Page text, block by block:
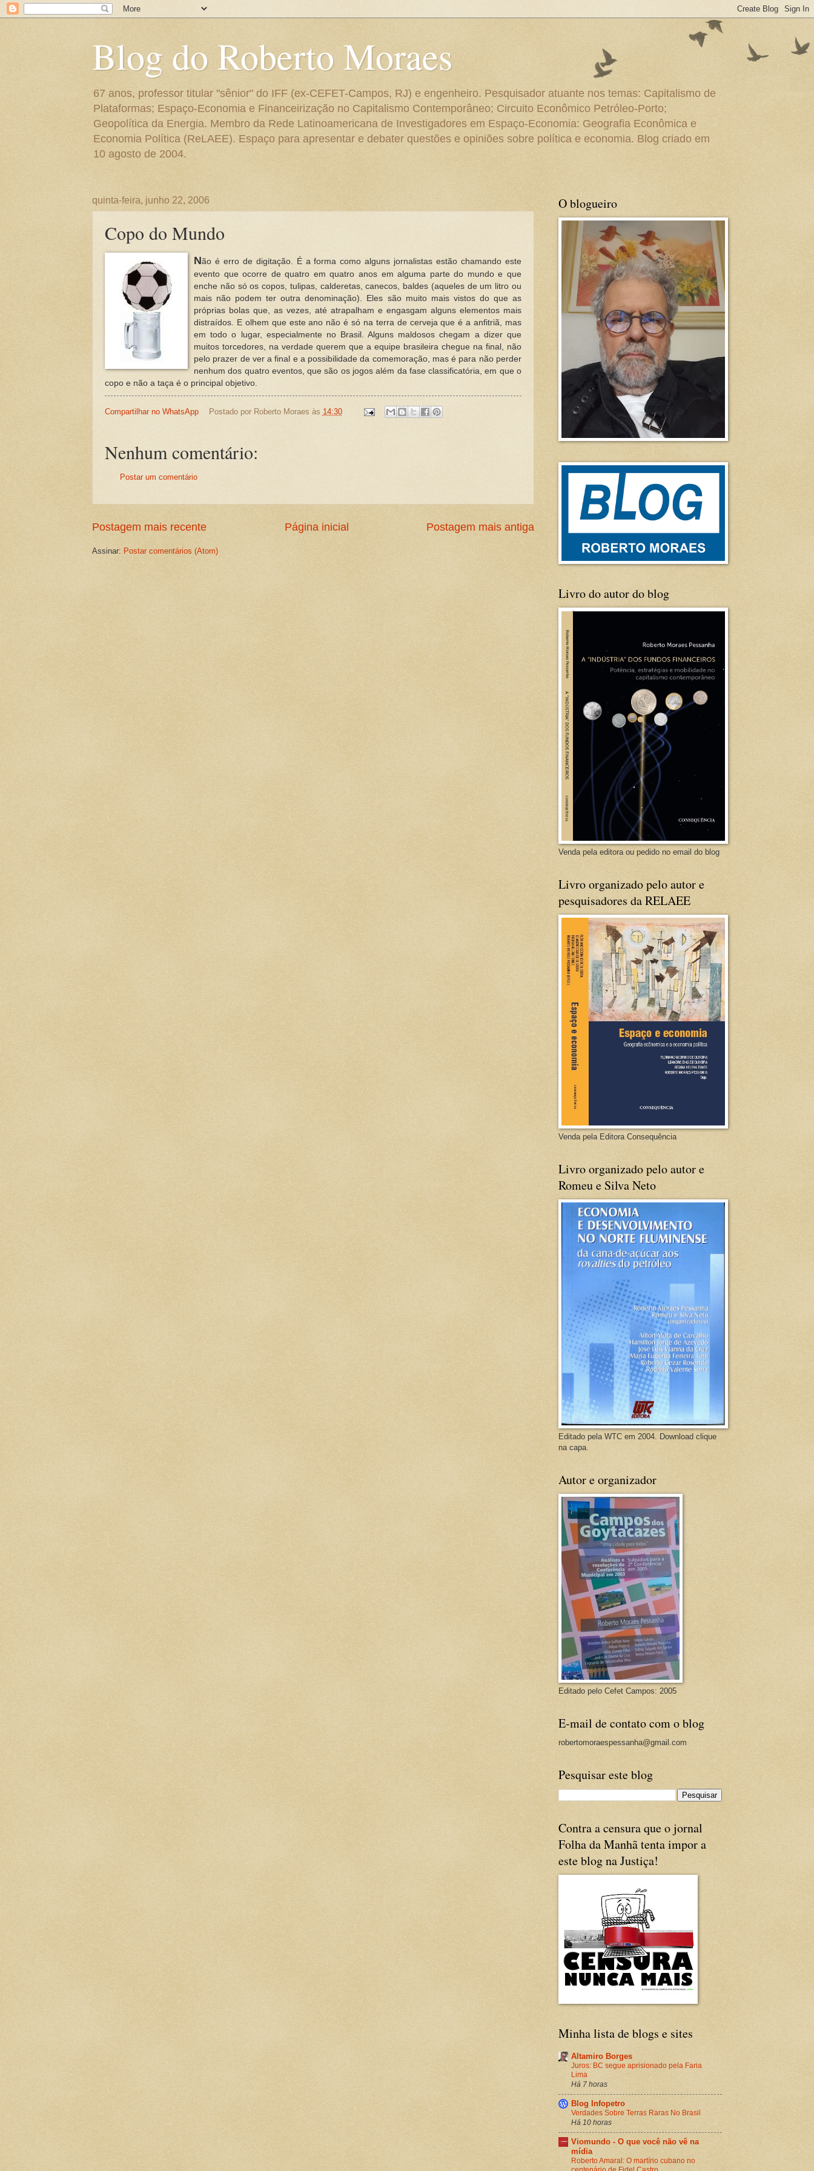
Blog do Roberto Moraes
67 anos, professor titular "sênior" do IFF (ex-CEFET-Campos, RJ) e engenheiro. Pesquisador atuante nos temas: Capitalismo de
Plataformas; Espaço-Economia e Financeirização no Capitalismo Contemporâneo; Circuito Econômico Petróleo-Porto;
Geopolítica da Energia. Membro da Rede Latinoamericana de Investigadores em Espaço-Economia: Geografia Econômica e
Economia Política (ReLAEE). Espaço para apresentar e debater questões e opiniões sobre política e economia. Blog criado em
10 agosto de 2004.
quinta-feira, junho 22, 2006
Copo do Mundo
Não é erro de digitação. É a forma como alguns jornalistas estão chamando este
evento que ocorre de quatro em quatro anos em alguma parte do mundo e que
enche não só os copos, tulipas, calderetas, canecos, baldes (aqueles de um litro ou
mais não podem ter outra denominação). Eles são muito mais vistos do que as
próprias bolas que, as vezes, até atrapalham e engasgam alguns elementos mais
distraídos. E olhem que este ano não é só na terra de cerveja que é a anfitriã, mas
em todo o lugar, especialmente no Brasil. Alguns maldosos chegam a dizer que
muitos torcedores, na verdade querem que a equipe brasileira chegue na final, não
pelo prazer de ver a final e a possibilidade da comemoração, mas é para não perder
nenhum dos quatro eventos, que são os jogos além da fase classificatória, em que o
copo e não a taça é o principal objetivo.
Compartilhar no WhatsApp Postado por Roberto Moraes às 14:30
Nenhum comentário:
Postar um comentário
Postagem mais recente Postagem mais antiga
Página inicial
Assinar: Postar comentários (Atom)
O blogueiro
Livro do autor do blog
Venda pela editora ou pedido no email do blog
Livro organizado pelo autor e
pesquisadores da RELAEE
Venda pela Editora Consequência
Livro organizado pelo autor e
Romeu e Silva Neto
Editado pela WTC em 2004. Download clique
na capa.
Autor e organizador
Editado pelo Cefet Campos: 2005
E-mail de contato com o blog
robertomoraespessanha@gmail.com
Pesquisar este blog
Contra a censura que o jornal
Folha da Manhã tenta impor a
este blog na Justiça!
Minha lista de blogs e sites
Altamiro Borges
Juros: BC segue aprisionado pela Faria
Lima
Há 7 horas
Blog Infopetro
Verdades Sobre Terras Raras No Brasil
Há 10 horas
Viomundo - O que você não vê na
mídia
Roberto Amaral: O martírio cubano no